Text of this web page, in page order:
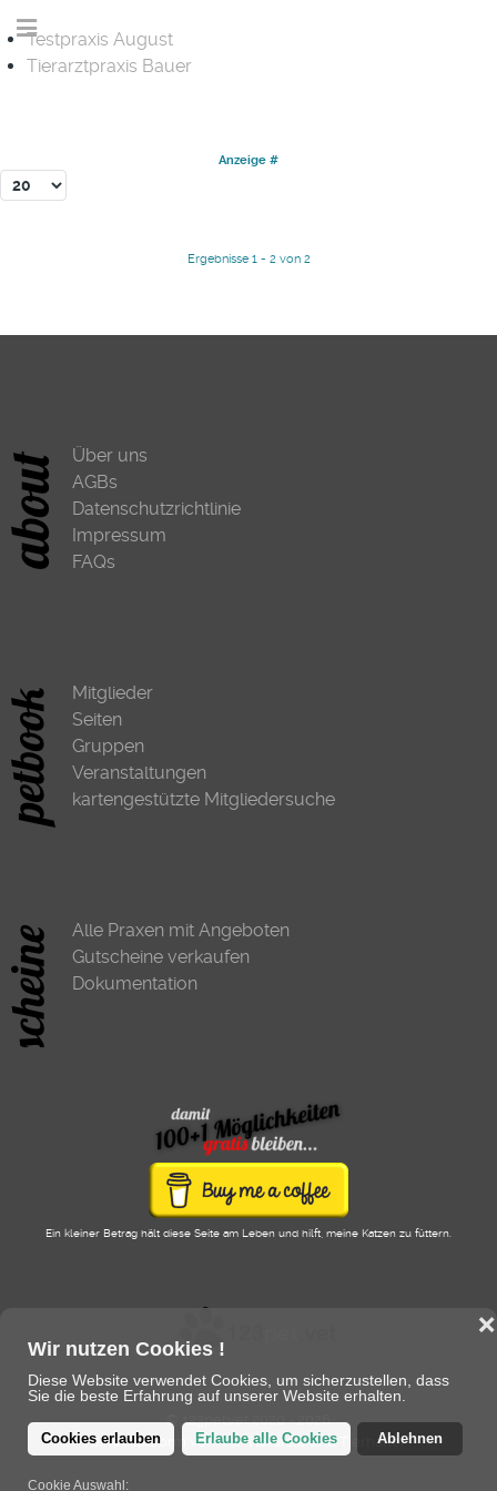
Wir nutzen Cookies !
Diese Website verwendet Cookies, um sicherzustellen, dass
Sie die beste Erfahrung auf unserer Website erhalten.
Cookies erlauben Erlaube alle Cookies Ablehnen
❌
Cookie Auswahl:
Testpraxis August
Tierarztpraxis Bauer
Anzeige #
Ergebnisse 1 - 2 von 2
Über uns
AGBs
Datenschutzrichtlinie
Impressum
FAQs
Mitglieder
Seiten
Gruppen
Veranstaltungen
kartengestützte Mitgliedersuche
Alle Praxen mit Angeboten
Gutscheine verkaufen
Dokumentation
Ein kleiner Betrag hält diese Seite am Leben und hilft, meine Katzen zu füttern.
© 123pet.vet 2020 - 2026
eine Plattform von/für Tierärzte und Tierhalter